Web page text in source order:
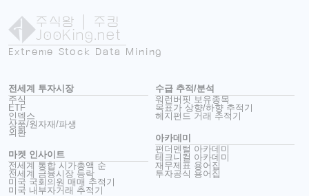
주식왕 | 주킹
JooKing.net
Extreme Stock Data Mining
전세계 투자시장
주식
ETF
인덱스
상품/원자재/파생
외환
마켓 인사이트
전세계 통합 시가총액 순
전세계 금융시장 등락
미국 국회의원 매매 추적기
미국 내부자거래 추적기
수급 추적/분석
워런버핏 보유종목
목표가 상향/하향 추적기
헤지펀드 거래 추적기
아카데미
펀더멘털 아카데미
테크니컬 아카데미
재무제표 용어집
투자공식 용어집